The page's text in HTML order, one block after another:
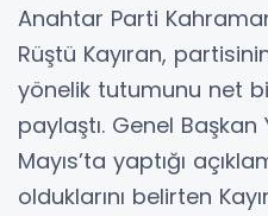
Anahtar Parti
Rüştü Kayıran,
yönelik tutumunu net
paylaştı. Genel Başkan
Mayıs’ta yaptığı
olduklarını belirten